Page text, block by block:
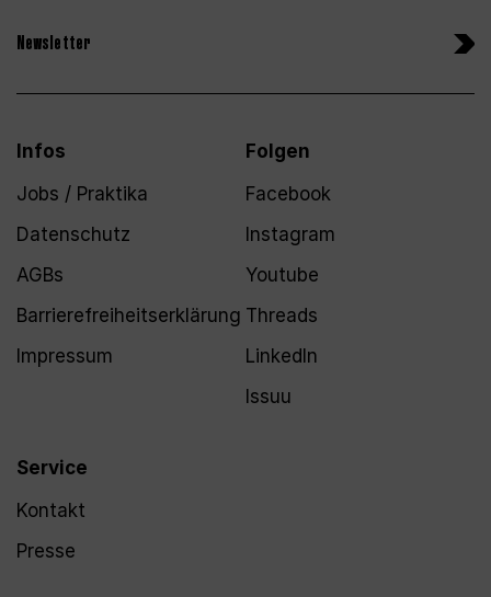
Newsletter
Infos
Jobs / Praktika
Datenschutz
AGBs
Barrierefreiheitserklärung
Impressum
Service
Kontakt
Presse
Folgen
Facebook
Instagram
Youtube
Threads
LinkedIn
Issuu